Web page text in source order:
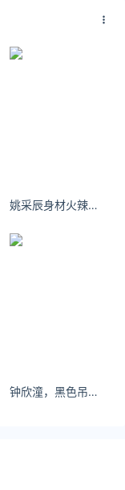
四川内江因
土无症状感染
人、累计治愈
、累计治愈
姚采辰身材火辣 不用借光而行 我亦是星辰。
钟欣潼，黑色吊带礼裙搭配一字带高跟鞋，光个jio丫也好看！